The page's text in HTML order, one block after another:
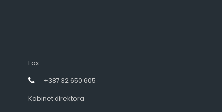
Fax
+387 32 650 605
Kabinet direktora